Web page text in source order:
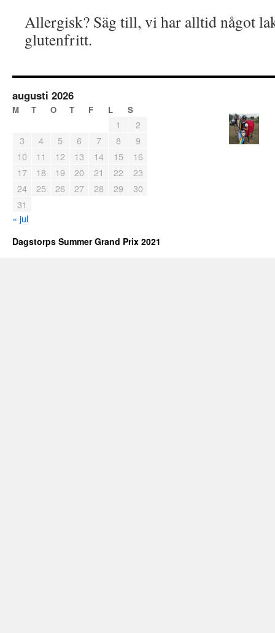
Allergisk? Säg till, vi har alltid något
glutenfritt.
augusti 2026
M T O T F L S
1
2
3
4 5 6 7 8
9
10
11 12 13 14 15
16
17
18 19 20 21 22
23
24
25 26 27 28 29
30
31
« jul
Dagstorps Summer Grand Prix 2021